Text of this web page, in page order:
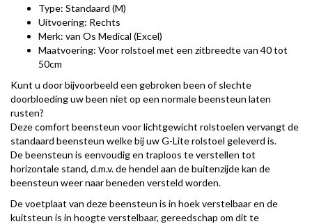
Type: Standaard (M)
Uitvoering: Rechts
Merk: van Os Medical (Excel)
Maatvoering: Voor rolstoel met een zitbreedte van 40 tot
50cm
Kunt u door bijvoorbeeld een gebroken been of slechte
doorbloeding uw been niet op een normale beensteun laten
rusten?
Deze comfort beensteun voor lichtgewicht rolstoelen vervangt de
standaard beensteun welke bij uw G-Lite rolstoel geleverd is.
De beensteun is eenvoudig en traploos te verstellen tot
horizontale stand, d.m.v. de hendel aan de buitenzijde kan de
beensteun weer naar beneden versteld worden.
De voetplaat van deze beensteun is in hoek verstelbaar en de
kuitsteun is in hoogte verstelbaar, gereedschap om dit te